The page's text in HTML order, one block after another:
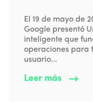
El 19 de mayo de
Google presentó
inteligente que
operaciones para
usuario...
Leer más